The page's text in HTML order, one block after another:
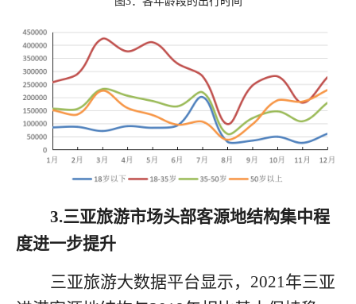
3.三亚旅游市场头部客源地结构集中程
度进一步提升
三亚旅游大数据平台显示， 2021 年三亚